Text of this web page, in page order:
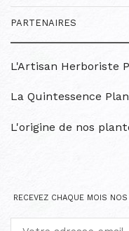
PARTENAIRES
L'Artisan Herboriste
La Quintessence
L'origine de nos
RECEVEZ CHAQUE MOIS